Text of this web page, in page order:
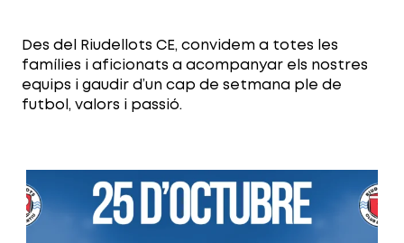
Des del Riudellots CE, convidem a totes les
famílies i aficionats a acompanyar els nostres
equips i gaudir d’un cap de setmana ple de
futbol, valors i passió.